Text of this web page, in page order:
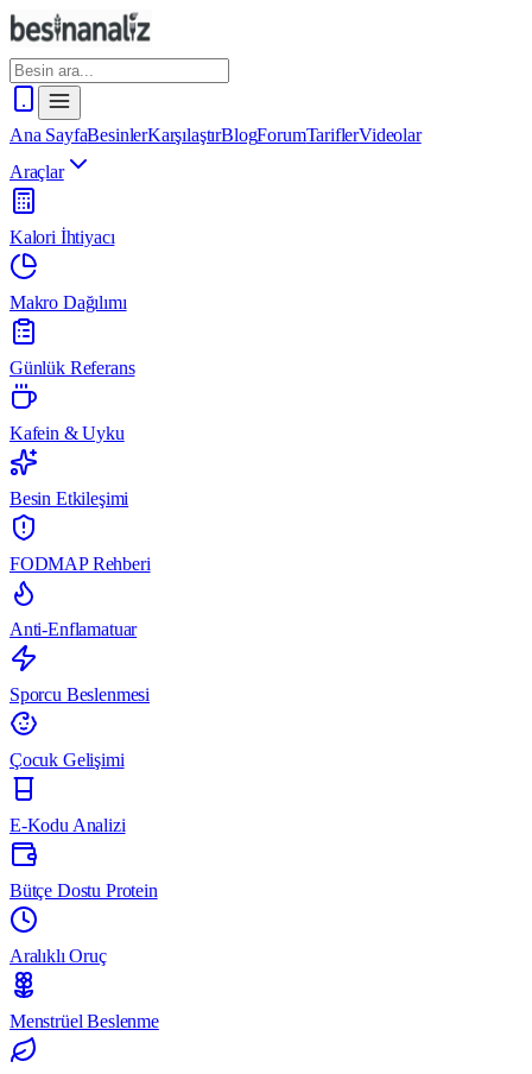
Ana SayfaBesinlerKarşılaştırBlogForumTariflerVideolar
Araçlar
Kalori İhtiyacı
Makro Dağılımı
Günlük Referans
Kafein & Uyku
Besin Etkileşimi
FODMAP Rehberi
Anti-Enflamatuar
Sporcu Beslenmesi
Çocuk Gelişimi
E-Kodu Analizi
Bütçe Dostu Protein
Aralıklı Oruç
Menstrüel Beslenme